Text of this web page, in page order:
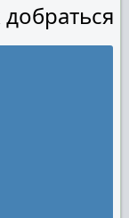
добраться